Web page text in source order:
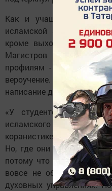
Как и учащиеся
исламской академии
кроме выходных, также
Магистров и
профилям - исламское
вероучение. Два года
написание диссертации.
«У студентов будут
исламского права,
коранистике,
Но, где они будут
потому что общество
вовсе не обязательно
духовных управлениях.